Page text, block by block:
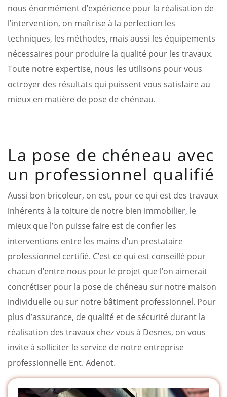
nous énormément d’expérience pour la réalisation de
l’intervention, on maîtrise à la perfection les
techniques, les méthodes, mais aussi les équipements
nécessaires pour produire la qualité pour les travaux.
Toute notre expertise, nous les utilisons pour vous
octroyer des résultats qui puissent vous satisfaire au
mieux en matière de pose de chéneau.
La pose de chéneau avec
un professionnel qualifié
Aussi bon bricoleur, on est, pour ce qui est des travaux
inhérents à la toiture de notre bien immobilier, le
mieux que l’on puisse faire est de confier les
interventions entre les mains d’un prestataire
professionnel certifié. C’est ce qui est conseillé pour
chacun d’entre nous pour le projet que l’on aimerait
concrétiser pour la pose de chéneau sur notre maison
individuelle ou sur notre bâtiment professionnel. Pour
plus d’assurance, de qualité et de sécurité durant la
réalisation des travaux chez vous à Desnes, on vous
invite à solliciter le service de notre entreprise
professionnelle Ent. Adenot.